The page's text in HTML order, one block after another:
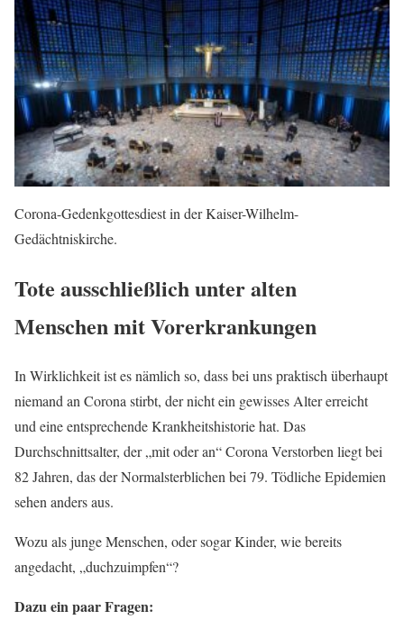
Corona-Gedenkgottesdiest in der Kaiser-Wilhelm-
Gedächtniskirche.
Tote ausschließlich unter alten
Menschen mit Vorerkrankungen
In Wirklichkeit ist es nämlich so, dass bei uns praktisch überhaupt
niemand an Corona stirbt, der nicht ein gewisses Alter erreicht
und eine entsprechende Krankheitshistorie hat. Das
Durchschnittsalter, der „mit oder an“ Corona Verstorben liegt bei
82 Jahren, das der Normalsterblichen bei 79. Tödliche Epidemien
sehen anders aus.
Wozu als junge Menschen, oder sogar Kinder, wie bereits
angedacht, „duchzuimpfen“?
Dazu ein paar Fragen: